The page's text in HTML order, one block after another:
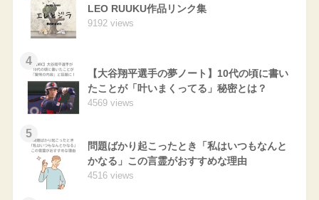
LEO RUUKU作品リンク集
9192 views
4
【大谷翔平選手の夢ノート】10代の頃に書い
たことが「叶いまくってる」秘密とは？
4569 views
5
問題ばかり起こったとき「私はいつもなんと
かなる」この言霊がおすすめな理由
4516 views